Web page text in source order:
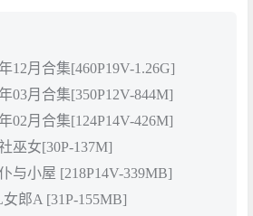
12月合集[460P19V-1.26G]
03月合集[350P12V-844M]
02月合集[124P14V-426M]
巫女[30P-137M]
与小屋 [218P14V-339MB]
郎A [31P-155MB]